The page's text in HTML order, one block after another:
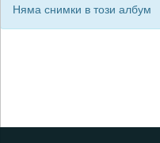
Няма снимки в този албум